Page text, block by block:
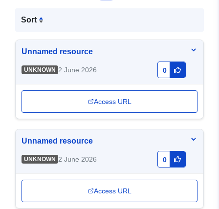
Sort
Unnamed resource
UNKNOWN 2 June 2026 0
Access URL
Unnamed resource
UNKNOWN 2 June 2026 0
Access URL